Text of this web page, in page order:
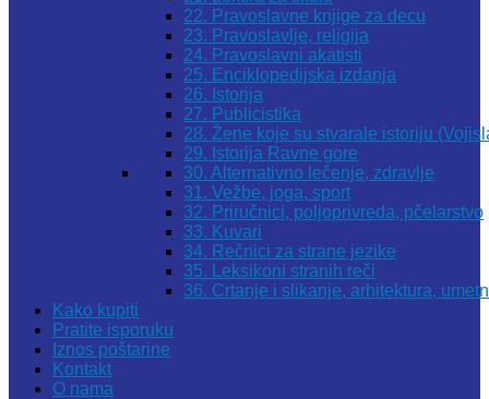
22. Pravoslavne knjige za decu
23. Pravoslavlje, religija
24. Pravoslavni akatisti
25. Enciklopedijska izdanja
26. Istorija
27. Publicistika
28. Žene koje su stvarale istoriju
29. Istorija Ravne gore
30. Alternativno lečenje, zdravlje
31. Vežbe, joga, sport
32. Priručnici, poljoprivreda, pčelarstvo
33. Kuvari
34. Rečnici za strane jezike
35. Leksikoni stranih reči
36. Crtanje i slikanje, arhitektura,
Kako kupiti
Pratite isporuku
Iznos poštarine
Kontakt
O nama